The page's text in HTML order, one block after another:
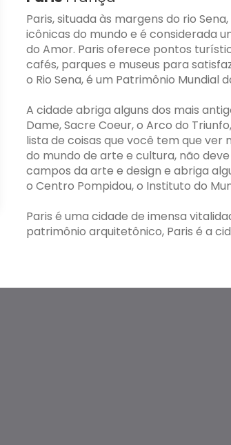
Paris, situada às margens do rio
icônicas do mundo e é considerada
do Amor. Paris oferece pontos
cafés, parques e museus para
o Rio Sena, é um Patrimônio Mundial
A cidade abriga alguns dos mais
Dame, Sacre Coeur, o Arco do
lista de coisas que você tem que ver
do mundo de arte e cultura, não
campos da arte e design e abriga
o Centro Pompidou, o Instituto do
Paris é uma cidade de imensa
patrimônio arquitetônico, Paris é a